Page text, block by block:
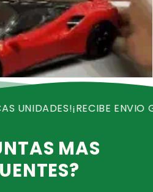
¡RECIBE ENVIO GRATIS!
MAS